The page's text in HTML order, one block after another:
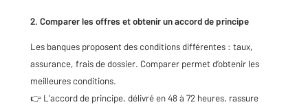
2. Comparer les offres et obtenir un accord de principe
Les banques proposent des conditions différentes : taux,
assurance, frais de dossier. Comparer permet d’obtenir les
meilleures conditions.
👉 L’accord de principe, délivré en 48 à 72 heures, rassure